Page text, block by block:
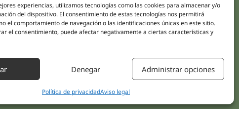
experiencias, utilizamos tecnologías como las cookies para almacenar y/o
del dispositivo. El consentimiento de estas tecnologías nos permitirá
el comportamiento de navegación o las identificaciones únicas en este sitio.
el consentimiento, puede afectar negativamente a ciertas características y
Denegar Administrar opciones
Política de privacidadAviso legal
Tienda online
Clínicas
Tratamientos pacientes
Opiniones
Contáctanos
Youtube
Facebook